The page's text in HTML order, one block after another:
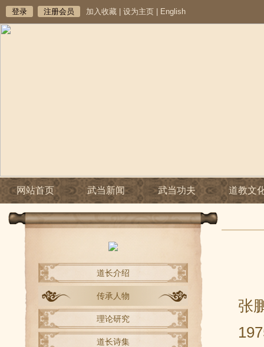
登录 注册会员 加入收藏 设为主页 English
网站首页 武当新闻 武当功夫 道教文
道长介绍
传承人物
理论研究
道长诗集
张